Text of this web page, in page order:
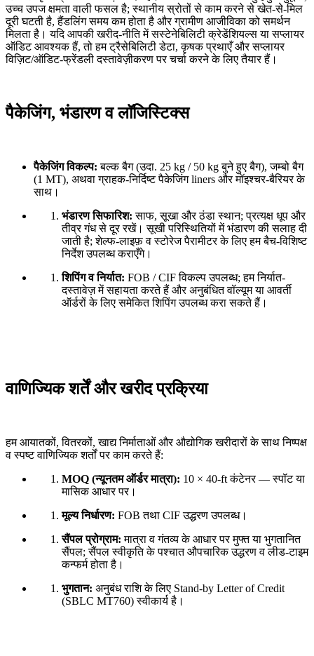
उच्च उपज क्षमता वाली फसल है; स्थानीय स्रोतों से काम करने से खेत-से-मिल
दूरी घटती है, हैंडलिंग समय कम होता है और ग्रामीण आजीविका को समर्थन
मिलता है। यदि आपकी खरीद-नीति में सस्टेनेबिलिटी क्रेडेंशियल्स या सप्लायर
ऑडिट आवश्यक हैं, तो हम ट्रैसेबिलिटी डेटा, कृषक प्रथाएँ और सप्लायर
विज़िट/ऑडिट-फ्रेंडली दस्तावेज़ीकरण पर चर्चा करने के लिए तैयार हैं।
पैकेजिंग, भंडारण व लॉजिस्टिक्स
पैकेजिंग विकल्प: बल्क बैग (उदा. 25 kg / 50 kg बुने हुए बैग), जम्बो बैग
(1 MT), अथवा ग्राहक-निर्दिष्ट पैकेजिंग liners और मॉइश्चर-बैरियर के
साथ।
भंडारण सिफारिश: साफ, सूखा और ठंडा स्थान; प्रत्यक्ष धूप और
तीव्र गंध से दूर रखें। सूखी परिस्थितियों में भंडारण की सलाह दी
जाती है; शेल्फ-लाइफ़ व स्टोरेज पैरामीटर के लिए हम बैच-विशिष्ट
निर्देश उपलब्ध कराएँगे।
शिपिंग व निर्यात: FOB / CIF विकल्प उपलब्ध; हम निर्यात-
दस्तावेज़ में सहायता करते हैं और अनुबंधित वॉल्यूम या आवर्ती
ऑर्डरों के लिए समेकित शिपिंग उपलब्ध करा सकते हैं।
वाणिज्यिक शर्तें और खरीद प्रक्रिया
हम आयातकों, वितरकों, खाद्य निर्माताओं और औद्योगिक खरीदारों के साथ निष्पक्ष
व स्पष्ट वाणिज्यिक शर्तों पर काम करते हैं:
MOQ (न्यूनतम ऑर्डर मात्रा): 10 × 40-ft कंटेनर — स्पॉट या
मासिक आधार पर।
मूल्य निर्धारण: FOB तथा CIF उद्धरण उपलब्ध।
सैंपल प्रोग्राम: मात्रा व गंतव्य के आधार पर मुफ्त या भुगतानित
सैंपल; सैंपल स्वीकृति के पश्चात औपचारिक उद्धरण व लीड-टाइम
कन्फर्म होता है।
भुगतान: अनुबंध राशि के लिए Stand-by Letter of Credit
(SBLC MT760) स्वीकार्य है।